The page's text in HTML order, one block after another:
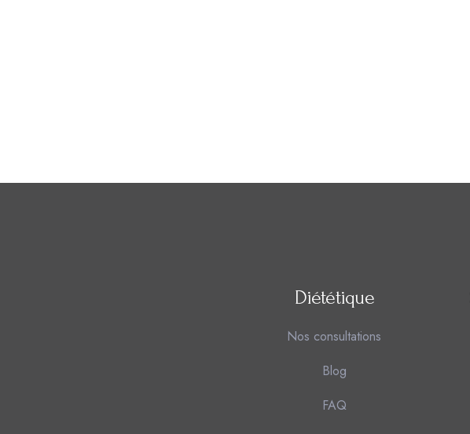
Diététique
Nos consultations
Blog
FAQ